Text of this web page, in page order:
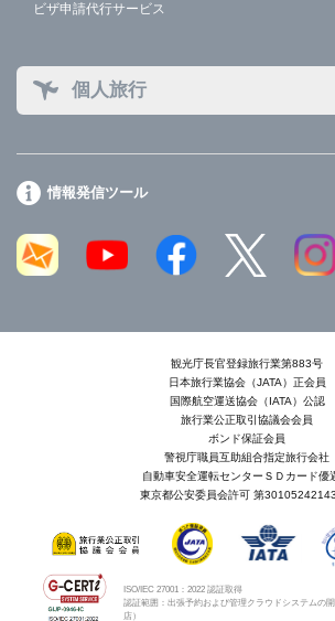
ビザ申請代行サービス
個人旅行
情報発信ツール
観光庁長官登録旅行業第883号
日本旅行業協会（JATA）正会員
国際航空運送協会（IATA）公認
旅行業公正取引協議会会員
ボンド保証会員
警視庁職員互助組合指定旅行会社
自動車安全運転センターＳＤカード優
東京都公安委員会許可 第
ISO/IEC 27001：2022 認証取得
認証範囲：出張予約および管理クラウドシステムの
店）